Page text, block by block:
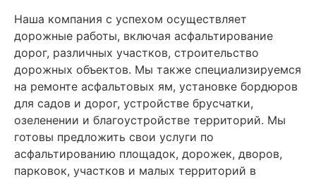
Наша компания с успехом осуществляет
дорожные работы, включая асфальтирование
дорог, различных участков, строительство
дорожных объектов. Мы также специализируемся
на ремонте асфальтовых ям, установке бордюров
для садов и дорог, устройстве брусчатки,
озеленении и благоустройстве территорий. Мы
готовы предложить свои услуги по
асфальтированию площадок, дорожек, дворов,
парковок, участков и малых территорий в